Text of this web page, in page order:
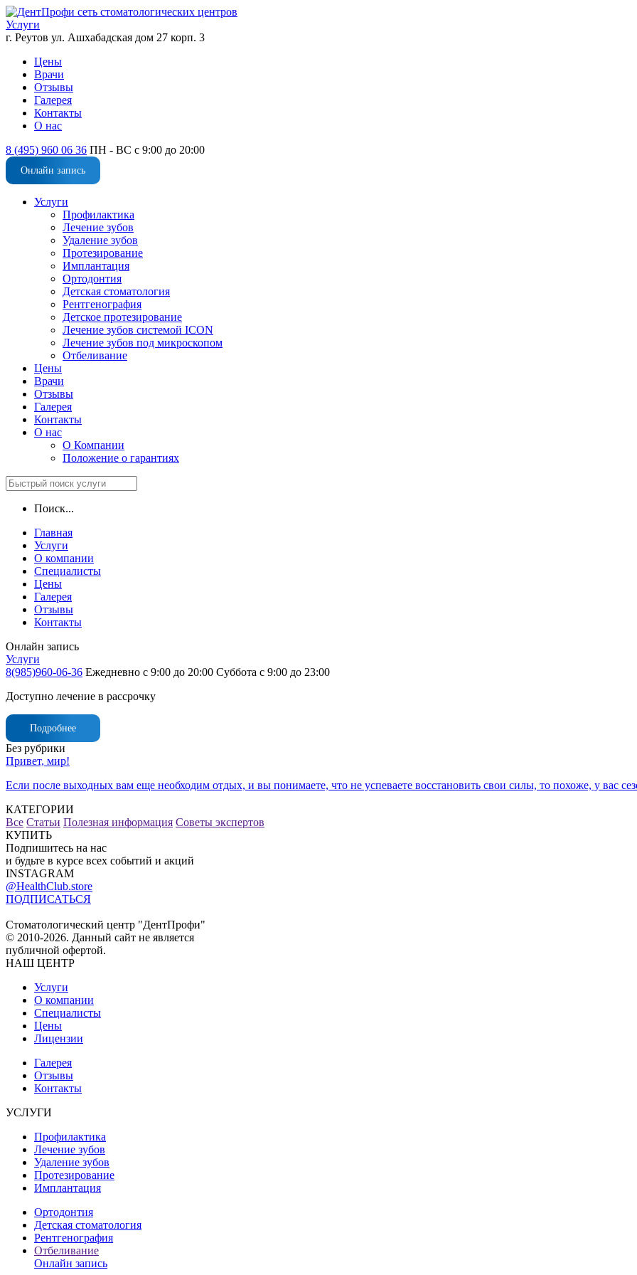
Услуги
г. Реутов ул. Ашхабадская дом 27 корп. 3
Цены
Врачи
Отзывы
Галерея
Контакты
О нас
8 (495) 960 06 36 ПН - ВС с 9:00 до 20:00
Онлайн запись
Услуги
Профилактика
Лечение зубов
Удаление зубов
Протезирование
Имплантация
Ортодонтия
Детская стоматология
Рентгенография
Детское протезирование
Лечение зубов системой ICON
Лечение зубов под микроскопом
Отбеливание
Цены
Врачи
Отзывы
Галерея
Контакты
О нас
О Компании
Положение о гарантиях
Поиск...
Главная
Услуги
О компании
Специалисты
Цены
Галерея
Отзывы
Контакты
Онлайн запись
Услуги
8(985)960-06-36 Ежедневно с 9:00 до 20:00 Суббота с 9:00 до 23:00
Доступно лечение в рассрочку
Подробнее
Без рубрики
Привет, мир!
Если после выходных вам еще необходим отдых, и вы понимаете, что не успеваете восстановить свои силы, то похоже, у вас
КАТЕГОРИИ
Все Статьи Полезная информация Советы экспертов
КУПИТЬ
Подпишитесь на нас
и будьте в курсе всех событий и акций
INSTAGRAM
@HealthClub.store
ПОДПИСАТЬСЯ
Стоматологический центр "ДентПрофи"
© 2010-2026. Данный сайт не является
публичной офертой.
НАШ ЦЕНТР
Услуги
О компании
Специалисты
Цены
Лицензии
Галерея
Отзывы
Контакты
УСЛУГИ
Профилактика
Лечение зубов
Удаление зубов
Протезирование
Имплантация
Ортодонтия
Детская стоматология
Рентгенография
Отбеливание
Онлайн запись